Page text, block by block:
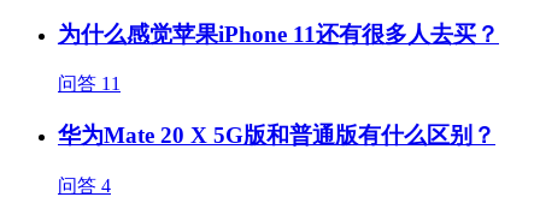
为什么感觉苹果iPhone 11还有很多人去买？
问答 11
华为Mate 20 X 5G版和普通版有什么区别？
问答 4